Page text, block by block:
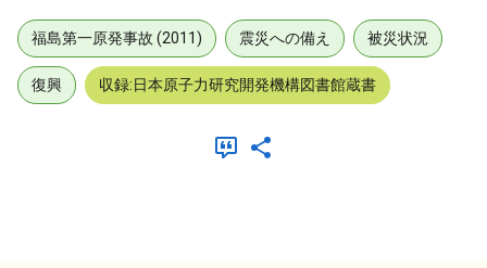
福島第一原発事故 (2011) 震災への備え 被災状況
復興 収録:日本原子力研究開発機構図書館蔵書